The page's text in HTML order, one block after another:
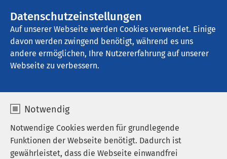
Datenschutzeinstellungen
Auf unserer Webseite werden Cookies verwendet. Einige
davon werden zwingend benötigt, während es uns
andere ermöglichen, Ihre Nutzererfahrung auf unserer
Webseite zu verbessern.
Notwendig
Notwendige Cookies werden für grundlegende
Funktionen der Webseite benötigt. Dadurch ist
gewährleistet, dass die Webseite einwandfrei
AMEOS Klinikum Neustadt
Termin buchen
Termin online buchen